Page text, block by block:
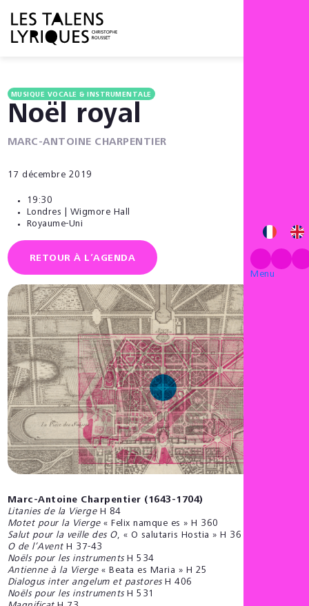
Menu
MUSIQUE VOCALE & INSTRUMENTALE
Noël royal
MARC-ANTOINE CHARPENTIER
17 décembre 2019
19:30
Londres | Wigmore Hall
Royaume-Uni
RETOUR À L’AGENDA
Marc-Antoine Charpentier (1643-1704)
Litanies de la ViergeH 84
Motet pour la Vierge« Felix namque es » H 360
Salut pour la veille des O, « O salutaris Hostia » H 36
O de l’AventH 37-43
Noëls pour les instrumentsH 534
Antienne à la Vierge« Beata es Maria » H 25
Dialogus inter angelum et pastores H 406
Noëls pour les instrumentsH 531